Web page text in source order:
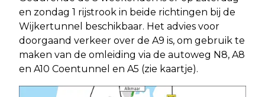
en zondag 1 rijstrook in beide richtingen bij de
Wijkertunnel beschikbaar. Het advies voor
doorgaand verkeer over de A9 is, om gebruik te
maken van de omleiding via de autoweg N8, A8
en A10 Coentunnel en A5 (zie kaartje).